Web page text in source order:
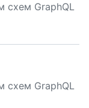
схем GraphQL
схем GraphQL